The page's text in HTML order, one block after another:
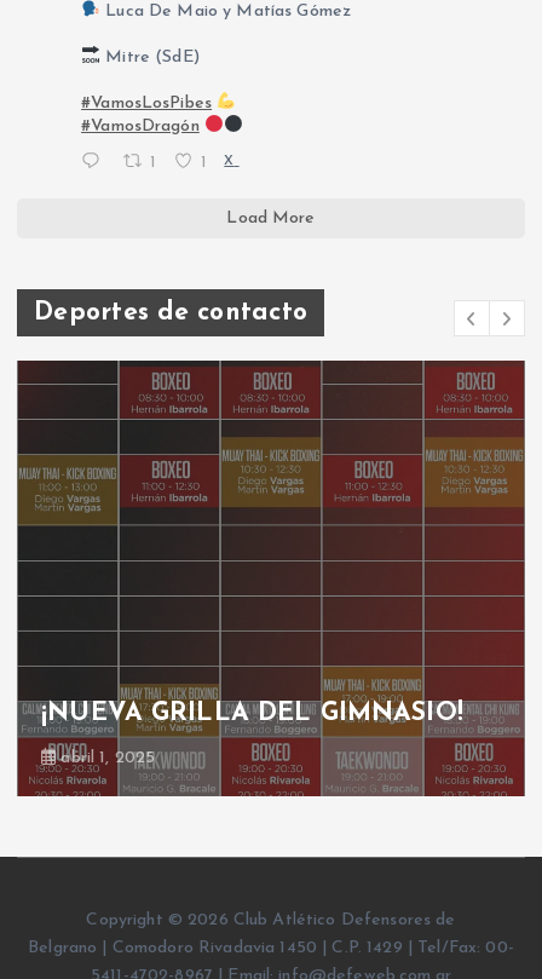
Luca De Maio y Matías Gómez
Mitre (SdE)
#VamosLosPibes
#VamosDragón
1 1 X
Load More
Deportes de contacto
¡NUEVA GRILLA DEL GIMNASIO!
abril 1, 2025
Copyright © 2026 Club Atlético Defensores de
Belgrano | Comodoro Rivadavia 1450 | C.P. 1429 | Tel/Fax: 00-